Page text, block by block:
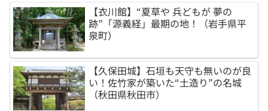
【衣川館】“夏草や 兵どもが 夢の
跡”「源義経」最期の地！（岩手県平
泉町）
【久保田城】石垣も天守も無いのが良
い！佐竹家が築いた“土造り”の名城
（秋田県秋田市）